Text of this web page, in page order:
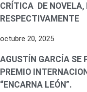
CRÍTICA DE NOVELA,
RESPECTIVAMENTE
octubre 20, 2025
AGUSTÍN GARCÍA SE
PREMIO
“ENCARNA LEÓN”.